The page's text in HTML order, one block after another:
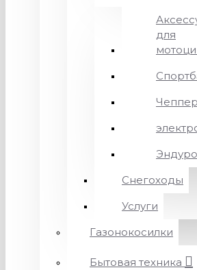
для
Чеппер
Эндуро
Снегоходы
Услуги
Газонокосилки
Бытовая техника